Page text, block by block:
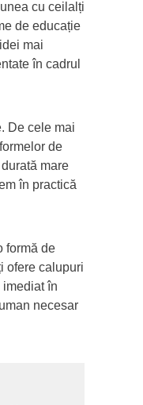
cu ceilalți
de educație
mai
în cadrul
De cele mai
de
mare
în practică
formă de
ofere calupuri
în
necesar